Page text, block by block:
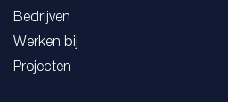
Bedrijven
Werken bij
Projecten